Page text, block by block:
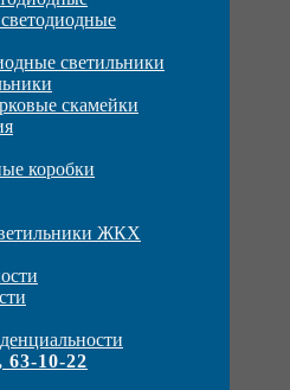
светильники
скамейки
коробки
ЖКХ
63-10-22